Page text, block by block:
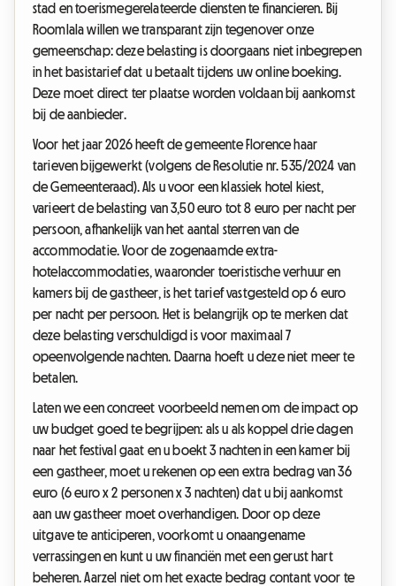
stad en toerismegerelateerde diensten te financieren. Bij
Roomlala willen we transparant zijn tegenover onze
gemeenschap: deze belasting is doorgaans niet inbegrepen
in het basistarief dat u betaalt tijdens uw online boeking.
Deze moet direct ter plaatse worden voldaan bij aankomst
bij de aanbieder.
Voor het jaar 2026 heeft de gemeente Florence haar
tarieven bijgewerkt (volgens de Resolutie nr. 535/2024 van
de Gemeenteraad). Als u voor een klassiek hotel kiest,
varieert de belasting van 3,50 euro tot 8 euro per nacht per
persoon, afhankelijk van het aantal sterren van de
accommodatie. Voor de zogenaamde extra-
hotelaccommodaties, waaronder toeristische verhuur en
kamers bij de gastheer, is het tarief vastgesteld op 6 euro
per nacht per persoon. Het is belangrijk op te merken dat
deze belasting verschuldigd is voor maximaal 7
opeenvolgende nachten. Daarna hoeft u deze niet meer te
betalen.
Laten we een concreet voorbeeld nemen om de impact op
uw budget goed te begrijpen: als u als koppel drie dagen
naar het festival gaat en u boekt 3 nachten in een kamer bij
een gastheer, moet u rekenen op een extra bedrag van 36
euro (6 euro x 2 personen x 3 nachten) dat u bij aankomst
aan uw gastheer moet overhandigen. Door op deze
uitgave te anticiperen, voorkomt u onaangename
verrassingen en kunt u uw financiën met een gerust hart
beheren. Aarzel niet om het exacte bedrag contant voor te